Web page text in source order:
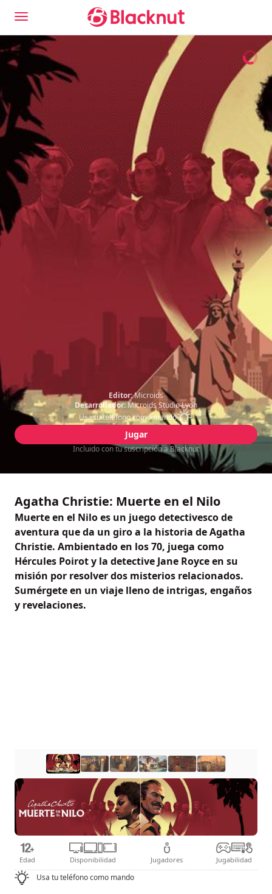
Editor:Microids
Desarrollador:Microids Studio Lyon
Usa tu teléfono como mando
Jugar
Incluido con tu suscripción a Blacknut
Agatha Christie: Muerte en el Nilo
Muerte en el Nilo es un juego detectivesco de
aventura que da un giro a la historia de Agatha
Christie. Ambientado en los 70, juega como
Hércules Poirot y la detective Jane Royce en su
misión por resolver dos misterios relacionados.
Sumérgete en un viaje lleno de intrigas, engaños
y revelaciones.
Edad Disponibilidad Jugadores Jugabilidad
Usa tu teléfono como mando